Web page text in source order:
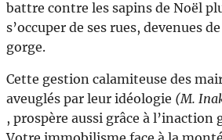
battre contre les sapins de Noël
s’occuper de ses rues, devenues
gorge.
Cette gestion calamiteuse des
aveuglés par leur idéologie (M.
, prospère aussi grâce à l’inaction